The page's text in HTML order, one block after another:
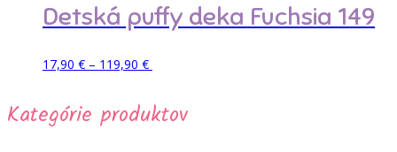
Detská puffy deka Fuchsia 149
17,90 € – 119,90 €Price
through
Kategórie produktov